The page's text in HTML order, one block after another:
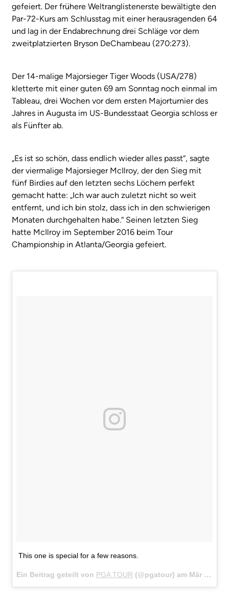
gefeiert. Der frühere Weltranglistenerste bewältigte den
Par-72-Kurs am Schlusstag mit einer herausragenden 64
und lag in der Endabrechnung drei Schläge vor dem
zweitplatzierten Bryson DeChambeau (270:273).
Der 14-malige Majorsieger Tiger Woods (USA/278)
kletterte mit einer guten 69 am Sonntag noch einmal im
Tableau, drei Wochen vor dem ersten Majorturnier des
Jahres in Augusta im US-Bundesstaat Georgia schloss er
als Fünfter ab.
„Es ist so schön, dass endlich wieder alles passt“, sagte
der viermalige Majorsieger McIlroy, der den Sieg mit
fünf Birdies auf den letzten sechs Löchern perfekt
gemacht hatte: „Ich war auch zuletzt nicht so weit
entfernt, und ich bin stolz, dass ich in den schwierigen
Monaten durchgehalten habe.“ Seinen letzten Sieg
hatte McIlroy im September 2016 beim Tour
Championship in Atlanta/Georgia gefeiert.
This one is special for a few reasons.
Ein Beitrag geteilt von PGA TOUR (@pgatour) am Mär 18, 2018 um 6:41 PDT